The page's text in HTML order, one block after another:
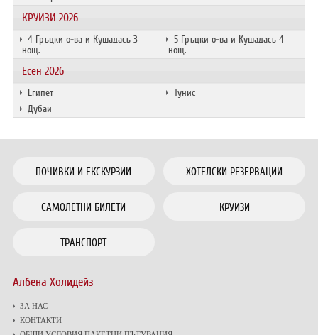
КРУИЗИ 2026
4 Гръцки о-ва и Кушадасъ 3
нощ.
5 Гръцки о-ва и Кушадасъ 4
нощ.
Есен 2026
Египет
Тунис
Дубай
ПОЧИВКИ И ЕКСКУРЗИИ ХОТЕЛСКИ РЕЗЕРВАЦИИ
САМОЛЕТНИ БИЛЕТИ КРУИЗИ
ТРАНСПОРТ
Албена Холидейз
ЗА НАС
КОНТАКТИ